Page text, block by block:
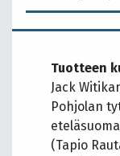
Tuotteen
Jack
Pohjolan
(Tapio